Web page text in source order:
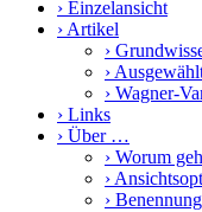
› Einzelansicht
› Artikel
›
›
› Wagner-
› Links
› Über …
› Worum
›
›